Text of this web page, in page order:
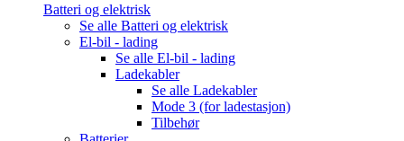
Batteri og elektrisk
Se alle Batteri og elektrisk
El-bil - lading
Se alle El-bil - lading
Ladekabler
Se alle Ladekabler
Mode 3 (for ladestasjon)
Tilbehør